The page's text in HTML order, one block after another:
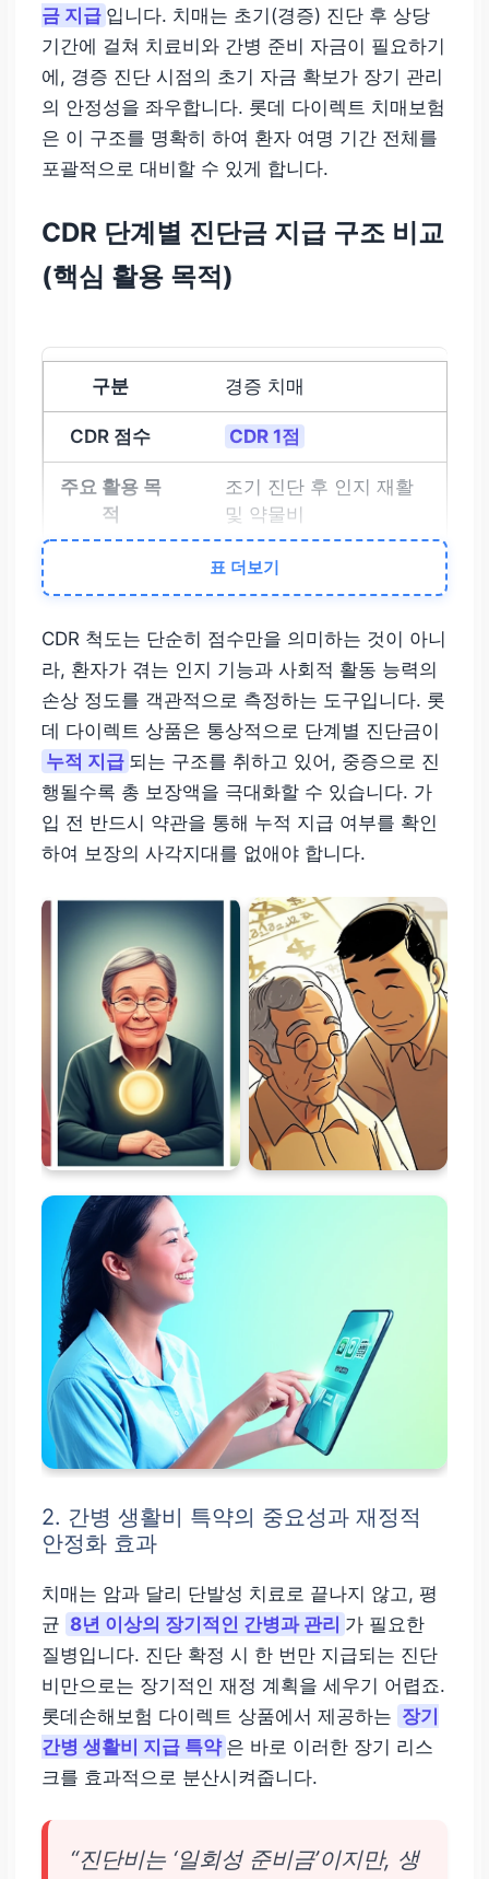
금 지급 입니다. 치매는 초기(경증) 진단 후 상당
기간에 걸쳐 치료비와 간병 준비 자금이 필요하기
에, 경증 진단 시점의 초기 자금 확보가 장기 관리
의 안정성을 좌우합니다. 롯데 다이렉트 치매보험
은 이 구조를 명확히 하여 환자 여명 기간 전체를
포괄적으로 대비할 수 있게 합니다.
CDR 단계별 진단금 지급 구조 비교
(핵심 활용 목적)
경증 치매
CDR 1점
조기 진단 후 인지 재활
및 약물비
중등도 치매
CDR 2~3점
전문 간병인 투입 및 간
병 환경 변화 준비금
중증 치매
CDR 4점 이상
요양 시설 입소 및 24시
간 전문 간병 비용
표 더보기
CDR 척도는 단순히 점수만을 의미하는 것이 아니
라, 환자가 겪는 인지 기능과 사회적 활동 능력의
손상 정도를 객관적으로 측정하는 도구입니다. 롯
데 다이렉트 상품은 통상적으로 단계별 진단금이
누적 지급 되는 구조를 취하고 있어, 중증으로 진
행될수록 총 보장액을 극대화할 수 있습니다. 가
입 전 반드시 약관을 통해 누적 지급 여부를 확인
하여 보장의 사각지대를 없애야 합니다.
2. 간병 생활비 특약의 중요성과 재정적
안정화 효과
치매는 암과 달리 단발성 치료로 끝나지 않고, 평
균 8년 이상의 장기적인 간병과 관리 가 필요한
질병입니다. 진단 확정 시 한 번만 지급되는 진단
비만으로는 장기적인 재정 계획을 세우기 어렵죠.
롯데손해보험 다이렉트 상품에서 제공하는 장기
간병 생활비 지급 특약 은 바로 이러한 장기 리스
크를 효과적으로 분산시켜줍니다.
“진단비는 ‘일회성 준비금’이지만, 생